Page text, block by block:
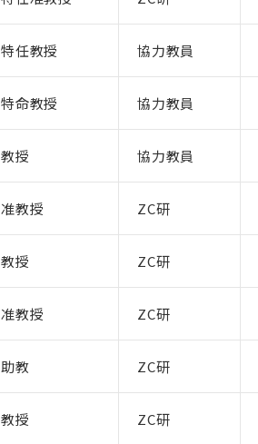
特任教授 協力教員
特命教授 協力教員
教授 協力教員
准教授 ZC研
教授 ZC研
准教授 ZC研
助教 ZC研
教授 ZC研